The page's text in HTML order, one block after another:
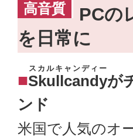
高音質
PCの
を日常に
■Skullcandy
スカルキャンディー
が
ンド
米国で人気のオ